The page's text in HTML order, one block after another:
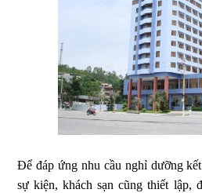
Để đáp ứng nhu cầu nghỉ dưỡng
sự kiện, khách sạn cũng thiết lập,